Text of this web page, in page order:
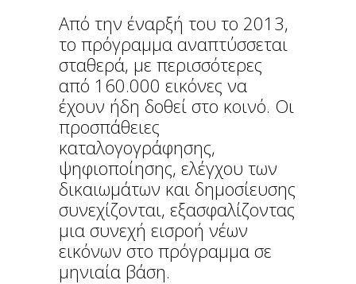
Από την έναρξή του το 2013,
το πρόγραμμα αναπτύσσεται
σταθερά, με περισσότερες
από 160.000 εικόνες να
έχουν ήδη δοθεί στο κοινό. Οι
προσπάθειες
καταλογογράφησης,
ψηφιοποίησης, ελέγχου των
δικαιωμάτων και δημοσίευσης
συνεχίζονται, εξασφαλίζοντας
μια συνεχή εισροή νέων
εικόνων στο πρόγραμμα σε
μηνιαία βάση.